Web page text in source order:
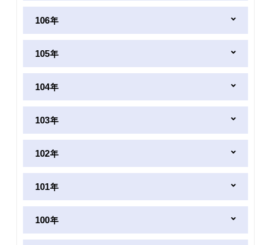
106年
105年
104年
103年
102年
101年
100年